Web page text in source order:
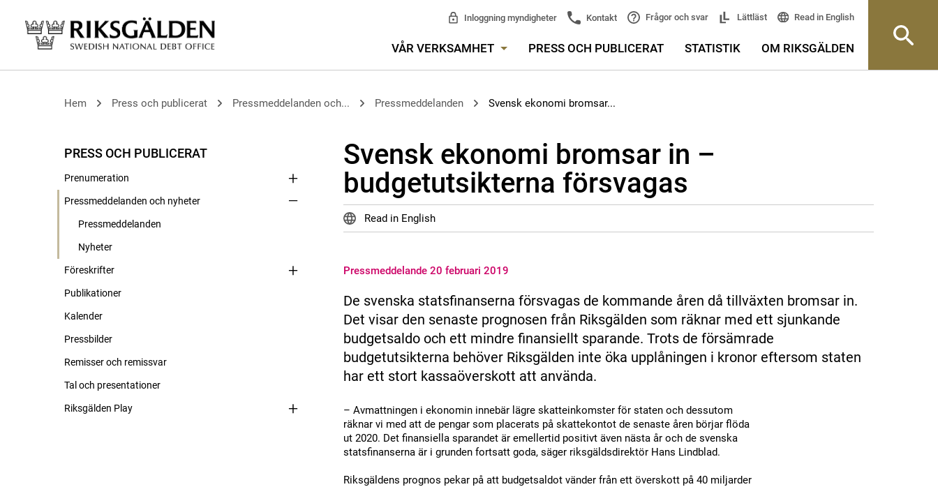
Inloggning myndigheter Kontakt Frågor och svar Lättläst Read in English
VÅR VERKSAMHET PRESS OCH PUBLICERAT STATISTIK OM RIKSGÄLDEN
Hem Press och publicerat Pressmeddelanden och... Pressmeddelanden Svensk ekonomi bromsar...
PRESS OCH PUBLICERAT
Prenumeration
Pressmeddelanden och nyheter
Pressmeddelanden
Nyheter
Föreskrifter
Publikationer
Kalender
Pressbilder
Remisser och remissvar
Tal och presentationer
Riksgälden Play
Svensk ekonomi bromsar in –
budgetutsikterna försvagas
Read in English
Pressmeddelande 20 februari 2019
De svenska statsfinanserna försvagas de kommande åren då tillväxten bromsar in.
Det visar den senaste prognosen från Riksgälden som räknar med ett sjunkande
budgetsaldo och ett mindre finansiellt sparande. Trots de försämrade
budgetutsikterna behöver Riksgälden inte öka upplåningen i kronor eftersom staten
har ett stort kassaöverskott att använda.
– Avmattningen i ekonomin innebär lägre skatteinkomster för staten och dessutom
räknar vi med att de pengar som placerats på skattekontot de senaste åren börjar flöda
ut 2020. Det finansiella sparandet är emellertid positivt även nästa år och de svenska
statsfinanserna är i grunden fortsatt goda, säger riksgäldsdirektör Hans Lindblad.
Riksgäldens prognos pekar på att budgetsaldot vänder från ett överskott på 40 miljarder